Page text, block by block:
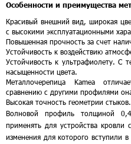
Особенности и преимущества
Красивый внешний вид, широкая
с высокими эксплуатационными
Повышенная прочность за счет
Устойчивость к воздействию
Устойчивость к ультрафиолету. С
насыщенности цвета.
Металлочерепица Kamea
сравнению с другими профилями
Высокая точность геометрии стыков.
Волновой профиль толщиной
применять для устройства
изменения для которого вступили